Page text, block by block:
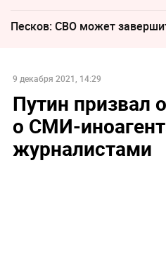
Песков: СВО может
9 декабря 2021, 14:29
Путин призвал
о СМИ-
журналистами